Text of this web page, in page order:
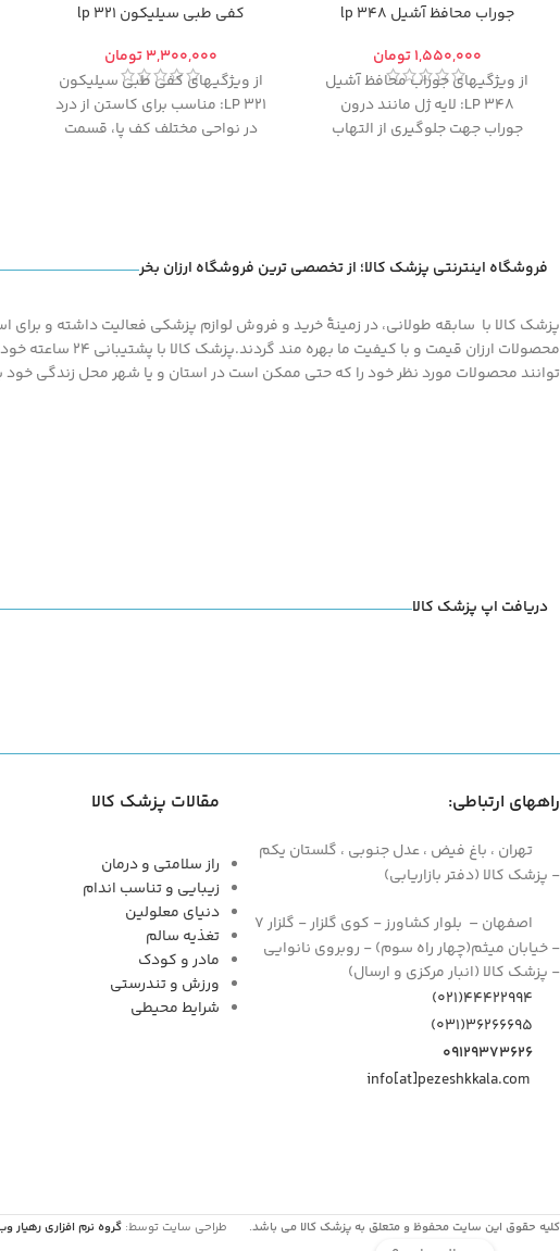
جوراب محافظ آشیل 348 lp
تومان
از ویژگیهای جوراب محافظ آشیل
348 LP: لایه ژل مانند درون
جوراب جهت جلوگیری از التهاب
کفی طبی سیلیکون 321 lp
تومان
از ویژگیهای کفی طبی سیلیکون
321 LP: مناسب برای کاستن از درد
در نواحی مختلف کف پا، قسمت
فروشگاه اینترنتی پزشک کالا؛ از تخصصی ترین فروشگاه ارزان بخر
پزشک کالا با سابقه طولانی، در زمینۀ خرید و فروش لوازم پزشکی فعالیت داشته و برای
محصولات ارزان
توانند محصولات مورد نظر خود را که حتی ممکن است در استان و یا شهر محل زندگی خود
دریافت اپ پزشک کالا
مقالات پزشک کالا
راز سلامتی و درمان
زیبایی و تناسب اندام
دنیای معلولین
تغذیه سالم
مادر و کودک
ورزش و تندرستی
شرایط محیطی
راههای ارتباطی:
تهران ، باغ فیض ، عدل جنوبی ، گلستان یکم
- پزشک کالا (دفتر بازاریابی)
اصفهان – بلوار کشاورز - کوی گلزار - گلزار 7
- خیابان میثم(چهار راه سوم) - روبروی نانوایی
- پزشک کالا (انبار مرکزی و ارسال)
44422994(021)
۳۶۲۶۶۶۹۵(۰۳۱)
۰۹۱۲۹۳۷۳۶۲۶
info[at]pezeshkkala.com
کلیه حقوق این سایت محفوظ و متعلق به پزشک کالا می باشد. طراحی سایت توسط: گروه نرم افزاری رهیار